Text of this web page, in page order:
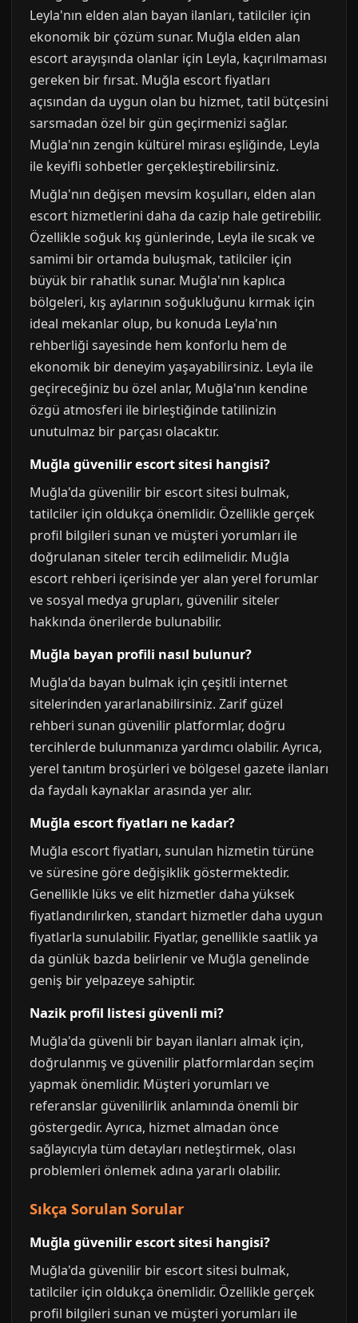
Leyla'nın elden alan bayan ilanları, tatilciler için
ekonomik bir çözüm sunar. Muğla elden alan
escort arayışında olanlar için Leyla, kaçırılmaması
gereken bir fırsat. Muğla escort fiyatları
açısından da uygun olan bu hizmet, tatil bütçesini
sarsmadan özel bir gün geçirmenizi sağlar.
Muğla'nın zengin kültürel mirası eşliğinde, Leyla
ile keyifli sohbetler gerçekleştirebilirsiniz.
Muğla'nın değişen mevsim koşulları, elden alan
escort hizmetlerini daha da cazip hale getirebilir.
Özellikle soğuk kış günlerinde, Leyla ile sıcak ve
samimi bir ortamda buluşmak, tatilciler için
büyük bir rahatlık sunar. Muğla'nın kaplıca
bölgeleri, kış aylarının soğukluğunu kırmak için
ideal mekanlar olup, bu konuda Leyla'nın
rehberliği sayesinde hem konforlu hem de
ekonomik bir deneyim yaşayabilirsiniz. Leyla ile
geçireceğiniz bu özel anlar, Muğla'nın kendine
özgü atmosferi ile birleştiğinde tatilinizin
unutulmaz bir parçası olacaktır.
Muğla güvenilir escort sitesi hangisi?
Muğla'da güvenilir bir escort sitesi bulmak,
tatilciler için oldukça önemlidir. Özellikle gerçek
profil bilgileri sunan ve müşteri yorumları ile
doğrulanan siteler tercih edilmelidir. Muğla
escort rehberi içerisinde yer alan yerel forumlar
ve sosyal medya grupları, güvenilir siteler
hakkında önerilerde bulunabilir.
Muğla bayan profili nasıl bulunur?
Muğla'da bayan bulmak için çeşitli internet
sitelerinden yararlanabilirsiniz. Zarif güzel
rehberi sunan güvenilir platformlar, doğru
tercihlerde bulunmanıza yardımcı olabilir. Ayrıca,
yerel tanıtım broşürleri ve bölgesel gazete ilanları
da faydalı kaynaklar arasında yer alır.
Muğla escort fiyatları ne kadar?
Muğla escort fiyatları, sunulan hizmetin türüne
ve süresine göre değişiklik göstermektedir.
Genellikle lüks ve elit hizmetler daha yüksek
fiyatlandırılırken, standart hizmetler daha uygun
fiyatlarla sunulabilir. Fiyatlar, genellikle saatlik ya
da günlük bazda belirlenir ve Muğla genelinde
geniş bir yelpazeye sahiptir.
Nazik profil listesi güvenli mi?
Muğla'da güvenli bir bayan ilanları almak için,
doğrulanmış ve güvenilir platformlardan seçim
yapmak önemlidir. Müşteri yorumları ve
referanslar güvenilirlik anlamında önemli bir
göstergedir. Ayrıca, hizmet almadan önce
sağlayıcıyla tüm detayları netleştirmek, olası
problemleri önlemek adına yararlı olabilir.
Sıkça Sorulan Sorular
Muğla güvenilir escort sitesi hangisi?
Muğla'da güvenilir bir escort sitesi bulmak,
tatilciler için oldukça önemlidir. Özellikle gerçek
profil bilgileri sunan ve müşteri yorumları ile